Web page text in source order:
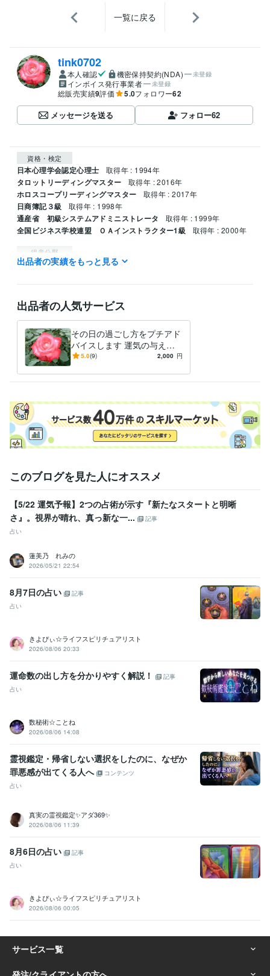
一覧に戻る
tink0702
本人確認 機密保持契約(NDA) 未登録
インボイス発行事業者 未登録
総販売実績9評価 5.0フォロワー62
メッセージを送る フォロー62
資格・検定
日本心理学会認定心理士 取得年 : 1994年
タロットリーディングマスター 取得年 : 2016年
ホロスコープリーディングマスター 取得年 : 2017年
日商簿記３級 取得年 : 1998年
通産省 初級システムアドミニストレータ 取得年 : 1999年
全国ビジネス学校連盟 ＯＡインストラクター1級 取得年 : 2000年
得意分野
占い 仕事上の人間関係　企業の本音
出品者の実績をもっと見る
出品者の人気サービス
その日の過ごし方をプチアド
バイスします 運気の与える
神秘の世界を覗いてみません
5.0(9) 2,000 円
このブログを見た人にオススメ
【5/22 運気予報】2つの占術が示す『新たなスタートと明晰
さ』。視界が晴れ、真っ新な一...
記事
占い
蓮美乃 れみの
2026/05/21 22:54
8月7日の占い
記事
占い
きよぴぃ☆ライフスピリチュアリスト
2026/08/06 20:33
運命数の出し方を分かりやすく解説！
記事
占い
数秘術☆ことね
2026/08/06 14:08
霊視鑑定・帰省しない選択をしたのに、なぜか
罪悪感が出てくる人へ
コンテンツ
占い
真実の霊視鑑定✨アダ369✨
2026/08/06 11:39
8月6日の占い
記事
占い
きよぴぃ☆ライフスピリチュアリスト
2026/08/06 00:05